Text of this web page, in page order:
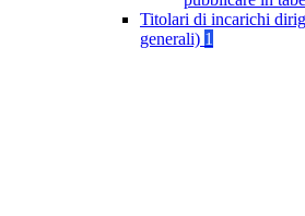
Titolari di incarichi
generali) 1